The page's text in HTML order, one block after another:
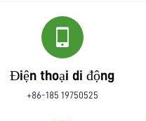
Điện thoại di động
+86-185 19750525